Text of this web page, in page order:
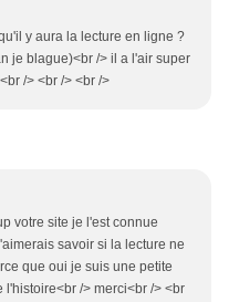
y aura la lecture en ligne ?
je blague)<br /> il a l'air super
/> <br /> <br />
votre site je l'est connue
savoir si la lecture ne
que oui je suis une petite
/> merci<br /> <br